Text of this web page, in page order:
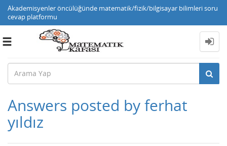
Akademisyenler öncülüğünde matematik/fizik/bilgisayar bilimleri soru
cevap platformu
Toggle
Answers posted by ferhat
yıldız